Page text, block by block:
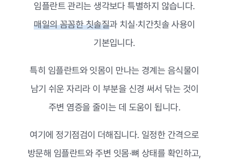
임플란트 관리는 생각보다 특별하지 않습니다.
매일의 꼼꼼한 칫솔질과 치실·치간칫솔 사용이
기본입니다.
특히 임플란트와 잇몸이 만나는 경계는 음식물이
남기 쉬운 자리라 이 부분을 신경 써서 닦는 것이
주변 염증을 줄이는 데 도움이 됩니다.
여기에 정기점검이 더해집니다. 일정한 간격으로
방문해 임플란트와 주변 잇몸·뼈 상태를 확인하고,